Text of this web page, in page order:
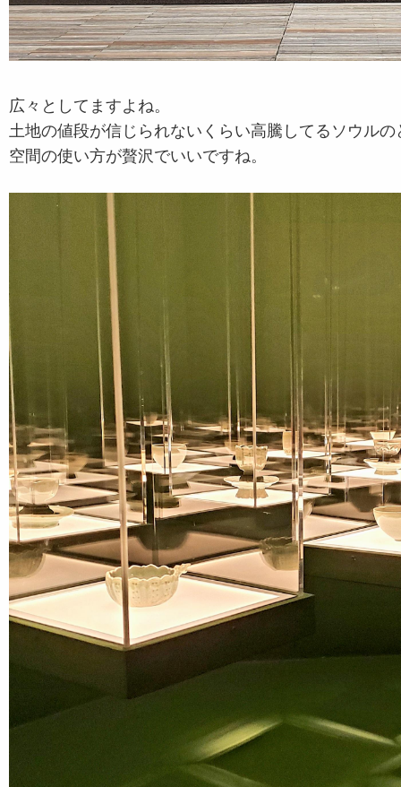
広々としてますよね。
土地の値段が信じられないくらい高騰してるソウル
空間の使い方が贅沢でいいですね。